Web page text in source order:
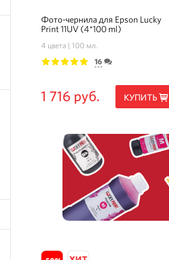
Фото-чернила для Epson Lucky
Print 11UV (4*100 ml)
4 цвета 100 мл.
16
1 716 руб. КУПИТЬ